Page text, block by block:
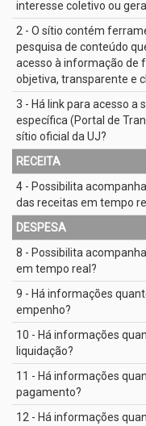
interesse coletivo ou
2 - O sítio contém
pesquisa de conteúdo
acesso à informação de
objetiva, transparente e
3 - Há link para acesso a
específica (Portal de
sítio oficial da UJ?
RECEITA
4 - Possibilita
das receitas em tempo
DESPESA
8 - Possibilita
em tempo real?
9 - Há informações
empenho?
10 - Há informações
liquidação?
11 - Há informações
pagamento?
12 - Há informações